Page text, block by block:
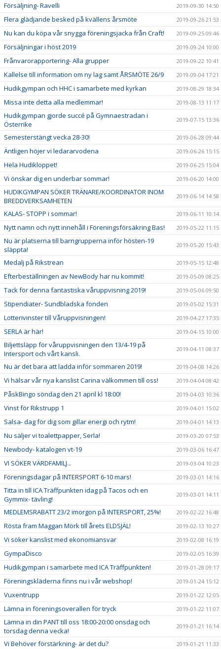
Försäljning- Ravelli 2019-09-30 14:50
Flera glädjande besked på kvällens årsmöte 2019-09-26 21:53
Nu kan du köpa vår snygga föreningsjacka från Craft! 2019-09-25 09:46
Försäljningar i höst 2019 2019-09-24 10:00
Frånvarorapportering- Alla grupper 2019-09-22 10:41
Kallelse till information om ny lag samt ÅRSMÖTE 26/9 2019-09-04 17:21
Hudikgympan och HHC i samarbete med kyrkan 2019-08-29 18:34
Missa inte detta alla medlemmar! 2019-08-13 11:17
Hudikgympan gjorde succé på Gymnaestradan i
Österrike
2019-07-15 13:36
Semesterstängt vecka 28-30! 2019-06-28 09:44
Äntligen höjer vi ledararvodena 2019-06-26 15:15
Hela Hudikloppet! 2019-06-25 15:04
Vi önskar dig en underbar sommar! 2019-06-20 14:00
HUDIKGYMPAN SÖKER TRÄNARE/KOORDINATOR INOM
BREDDVERKSAMHETEN
2019-06-14 14:58
KALAS- STOPP i sommar! 2019-06-11 10:14
Nytt namn och nytt innehåll i Föreningsförsäkring Bas! 2019-05-22 11:15
Nu är platserna till barngrupperna inför hösten-19
släppta!
2019-05-20 15:43
Medalj på Rikstrean 2019-05-15 12:48
Efterbeställningen av NewBody har nu kommit! 2019-05-09 08:25
Tack för denna fantastiska våruppvisning 2019! 2019-05-06 09:50
Stipendiater- Sundbladska fonden 2019-05-02 15:31
Lotterivinster till Våruppvisningen! 2019-04-27 17:35
SERLA är här! 2019-04-15 10:00
Biljettsläpp för våruppvisningen den 13/4-19 på
Intersport och vårt kansli.
2019-04-11 08:37
Nu är det bara att ladda inför sommaren 2019! 2019-04-08 14:26
Vi hälsar vår nya kanslist Carina välkommen till oss! 2019-04-04 08:42
PåskBingo söndag den 21 april kl 18:00! 2019-04-03 10:36
Vinst för Rikstrupp 1 2019-04-01 15:02
Salsa- dag för dig som gillar energi och rytm! 2019-04-01 14:13
Nu säljer vi toalettpapper, Serla! 2019-03-20 07:53
Newbody- katalogen vt-19 2019-03-06 16:47
VI SÖKER VÄRDFAMILJ... 2019-03-04 10:23
Föreningsdagar på INTERSPORT 6-10 mars! 2019-03-01 14:16
Titta in till ICA Träffpunkten idag på Tacos och en
Gymmix- tävling!
2019-03-01 14:11
MEDLEMSRABATT 23/2 imorgon på INTERSPORT, 25%! 2019-02-22 16:48
Rösta fram Maggan Mörk till årets ELDSJÄL! 2019-02-13 10:27
Vi söker kanslist med ekonomiansvar 2019-02-08 16:19
GympaDisco 2019-02-05 16:39
Hudikgympan i samarbete med ICA Träffpunkten! 2019-01-28 09:17
Föreningskläderna finns nu i vår webshop! 2019-01-24 15:12
Vuxentrupp 2019-01-22 12:05
Lämna in föreningsoverallen för tryck 2019-01-22 11:07
Lämna in din PANT till oss 18:00-20:00 onsdag och
torsdag denna vecka!
2019-01-21 16:14
Vi Behöver förstärkning- är det du? 2019-01-21 11:33